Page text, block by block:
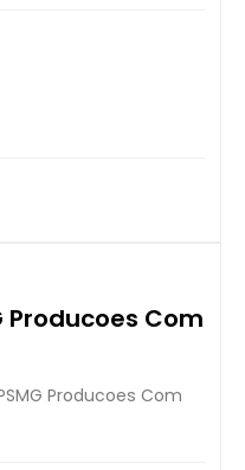
Producoes Com
Producoes Com